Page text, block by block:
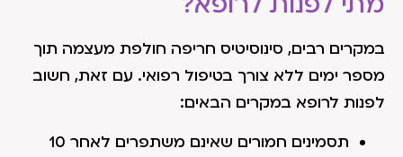
במקרים רבים, סינוסיטיס חריפה חולפת מעצמה תוך
מספר ימים ללא צורך בטיפול רפואי. עם זאת, חשוב
לפנות לרופא במקרים הבאים:
תסמינים חמורים שאינם משתפרים לאחר 10